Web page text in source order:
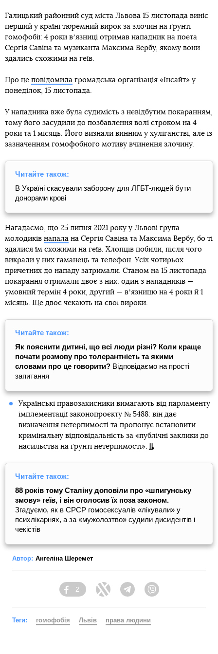
Галицький районний суд міста Львова 15 листопада виніс
перший у країні тюремний вирок за злочин на ґрунті
гомофобії: 4 роки вʼязниці отримав нападник на поета
Сергія Савіна та музиканта Максима Вербу, якому вони
здались схожими на геїв.
Про це повідомила громадська організація «Інсайт» у
понеділок, 15 листопада.
У нападника вже була судимість з невідбутим покаранням,
тому його засудили до позбавлення волі строком на 4
роки та 1 місяць. Його визнали винним у хуліганстві, але із
зазначенням гомофобного мотиву вчинення злочину.
Читайте також:
В Україні скасували заборону для ЛГБТ-людей бути
донорами крові
Нагадаємо, що 25 липня 2021 року у Львові група
молодиків напала на Сергія Савіна та Максима Вербу, бо ті
здалися їм схожими на геїв. Хлопців побили, після чого
викрали у них гаманець та телефон. Усіх чотирьох
причетних до нападу затримали. Станом на 15 листопада
покарання отримали двоє з них: один з нападників —
умовний термін 4 роки, другий — вʼязницю на 4 роки й 1
місяць. Ще двоє чекають на свої вироки.
Читайте також:
Як пояснити дитині, що всі люди різні? Коли краще
почати розмову про толерантність та якими
словами про це говорити? Відповідаємо на прості
запитання
Українські правозахисники вимагають від парламенту
імплементації законопроєкту № 5488: він дає
визначення нетерпимості та пропонує встановити
кримінальну відповідальність за «публічні заклики до
насильства на ґрунті нетерпимості».
Читайте також:
88 років тому Сталіну доповіли про «шпигунську
змову» геїв, і він оголосив їх поза законом.
Згадуємо, як в СРСР гомосексуалів «лікували» у
психлікарнях, а за «мужолозтво» судили дисидентів і
чекістів
Автор: Ангеліна Шеремет
Facebook
2
Twitter TelegramViber
Теги: гомофобія Львів права людини